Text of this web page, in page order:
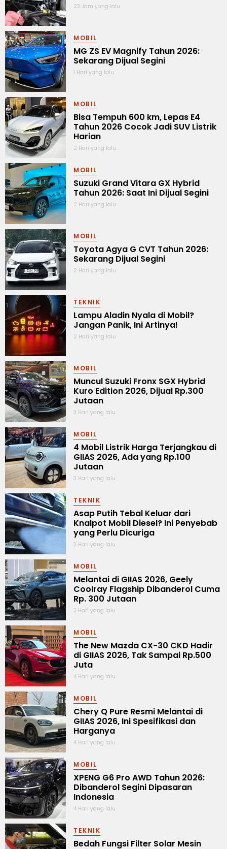
23 Jam yang lalu
MOBIL
MG ZS EV Magnify Tahun 2026:
Sekarang Dijual Segini
1 Hari yang lalu
MOBIL
Bisa Tempuh 600 km, Lepas E4
Tahun 2026 Cocok Jadi SUV Listrik
Harian
2 Hari yang lalu
MOBIL
Suzuki Grand Vitara GX Hybrid
Tahun 2026: Saat Ini Dijual Segini
2 Hari yang lalu
MOBIL
Toyota Agya G CVT Tahun 2026:
Sekarang Dijual Segini
2 Hari yang lalu
TEKNIK
Lampu Aladin Nyala di Mobil?
Jangan Panik, Ini Artinya!
2 Hari yang lalu
MOBIL
Muncul Suzuki Fronx SGX Hybrid
Kuro Edition 2026, Dijual Rp.300
Jutaan
3 Hari yang lalu
MOBIL
4 Mobil Listrik Harga Terjangkau di
GIIAS 2026, Ada yang Rp.100
Jutaan
3 Hari yang lalu
TEKNIK
Asap Putih Tebal Keluar dari
Knalpot Mobil Diesel? Ini Penyebab
yang Perlu Dicuriga
3 Hari yang lalu
MOBIL
Melantai di GIIAS 2026, Geely
Coolray Flagship Dibanderol Cuma
Rp. 300 Jutaan
3 Hari yang lalu
MOBIL
The New Mazda CX-30 CKD Hadir
di GIIAS 2026, Tak Sampai Rp.500
Juta
4 Hari yang lalu
MOBIL
Chery Q Pure Resmi Melantai di
GIIAS 2026, Ini Spesifikasi dan
Harganya
4 Hari yang lalu
MOBIL
XPENG G6 Pro AWD Tahun 2026:
Dibanderol Segini Dipasaran
Indonesia
4 Hari yang lalu
TEKNIK
Bedah Fungsi Filter Solar Mesin